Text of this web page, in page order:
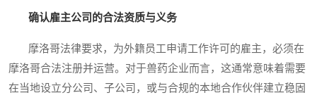
确认雇主公司的合法资质与义务
摩洛哥法律要求，为外籍员工申请工作许可的雇主，必须在
摩洛哥合法注册并运营。对于兽药企业而言，这通常意味着需要
在当地设立分公司、子公司，或与合规的本地合作伙伴建立稳固